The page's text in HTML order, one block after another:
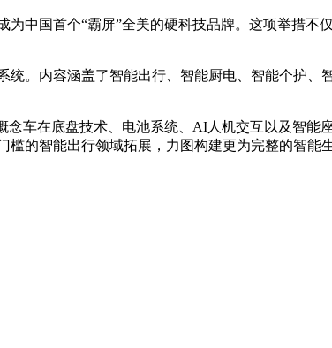
中国首个“霸屏”全美的硬科技品牌。这项举措不
。内容涵盖了智能出行、智能厨电、智能个护
车在底盘技术、电池系统、AI人机交互以及智能
的智能出行领域拓展，力图构建更为完整的智能